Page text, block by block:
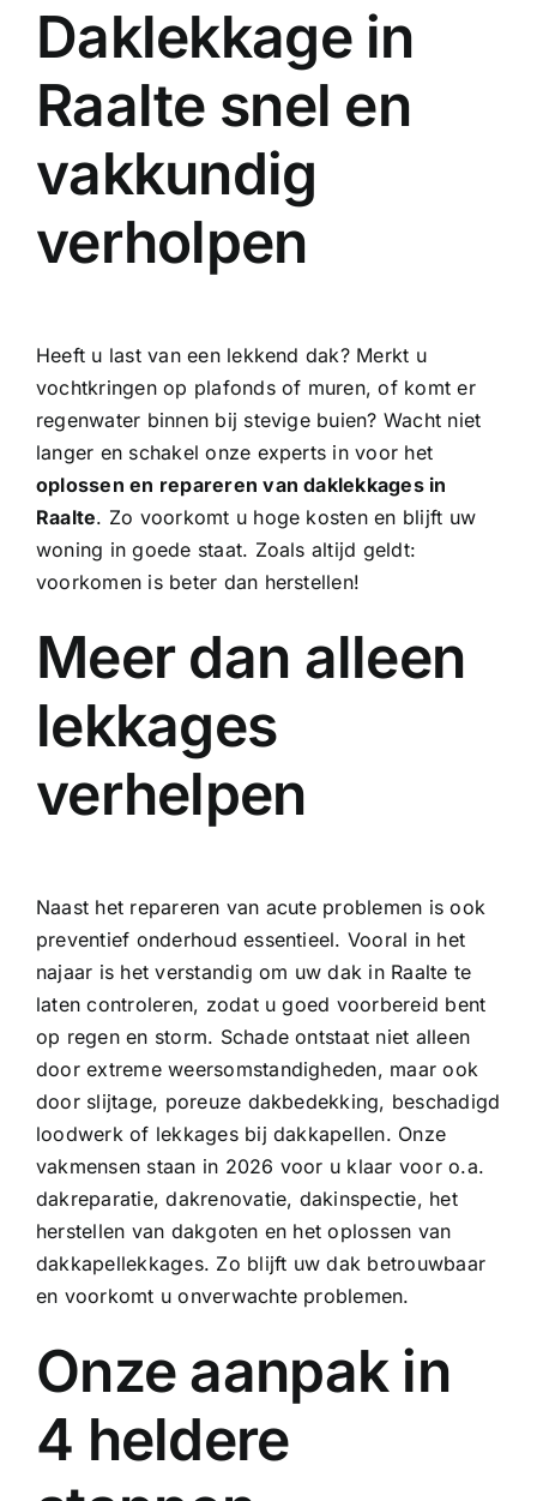
Daklekkage in
Raalte snel en
vakkundig
verholpen
Heeft u last van een lekkend dak? Merkt u
vochtkringen op plafonds of muren, of komt er
regenwater binnen bij stevige buien? Wacht niet
langer en schakel onze experts in voor het
oplossen en repareren van daklekkages in
Raalte. Zo voorkomt u hoge kosten en blijft uw
woning in goede staat. Zoals altijd geldt:
voorkomen is beter dan herstellen!
Meer dan alleen
lekkages
verhelpen
Naast het repareren van acute problemen is ook
preventief onderhoud essentieel. Vooral in het
najaar is het verstandig om uw dak in Raalte te
laten controleren, zodat u goed voorbereid bent
op regen en storm. Schade ontstaat niet alleen
door extreme weersomstandigheden, maar ook
door slijtage, poreuze dakbedekking, beschadigd
loodwerk of lekkages bij dakkapellen. Onze
vakmensen staan in 2026 voor u klaar voor o.a.
dakreparatie, dakrenovatie, dakinspectie, het
herstellen van dakgoten en het oplossen van
dakkapellekkages. Zo blijft uw dak betrouwbaar
en voorkomt u onverwachte problemen.
Onze aanpak in
4 heldere